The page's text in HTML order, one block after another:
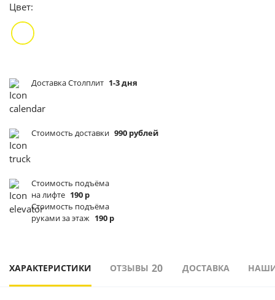
Цвет:
Доставка Столплит 1-3 дня
Стоимость доставки 990 рублей
Стоимость подъёма
на лифте 190 р
Стоимость подъёма
руками за этаж 190 р
ХАРАКТЕРИСТИКИ ОТЗЫВЫ 20 ДОСТАВКА